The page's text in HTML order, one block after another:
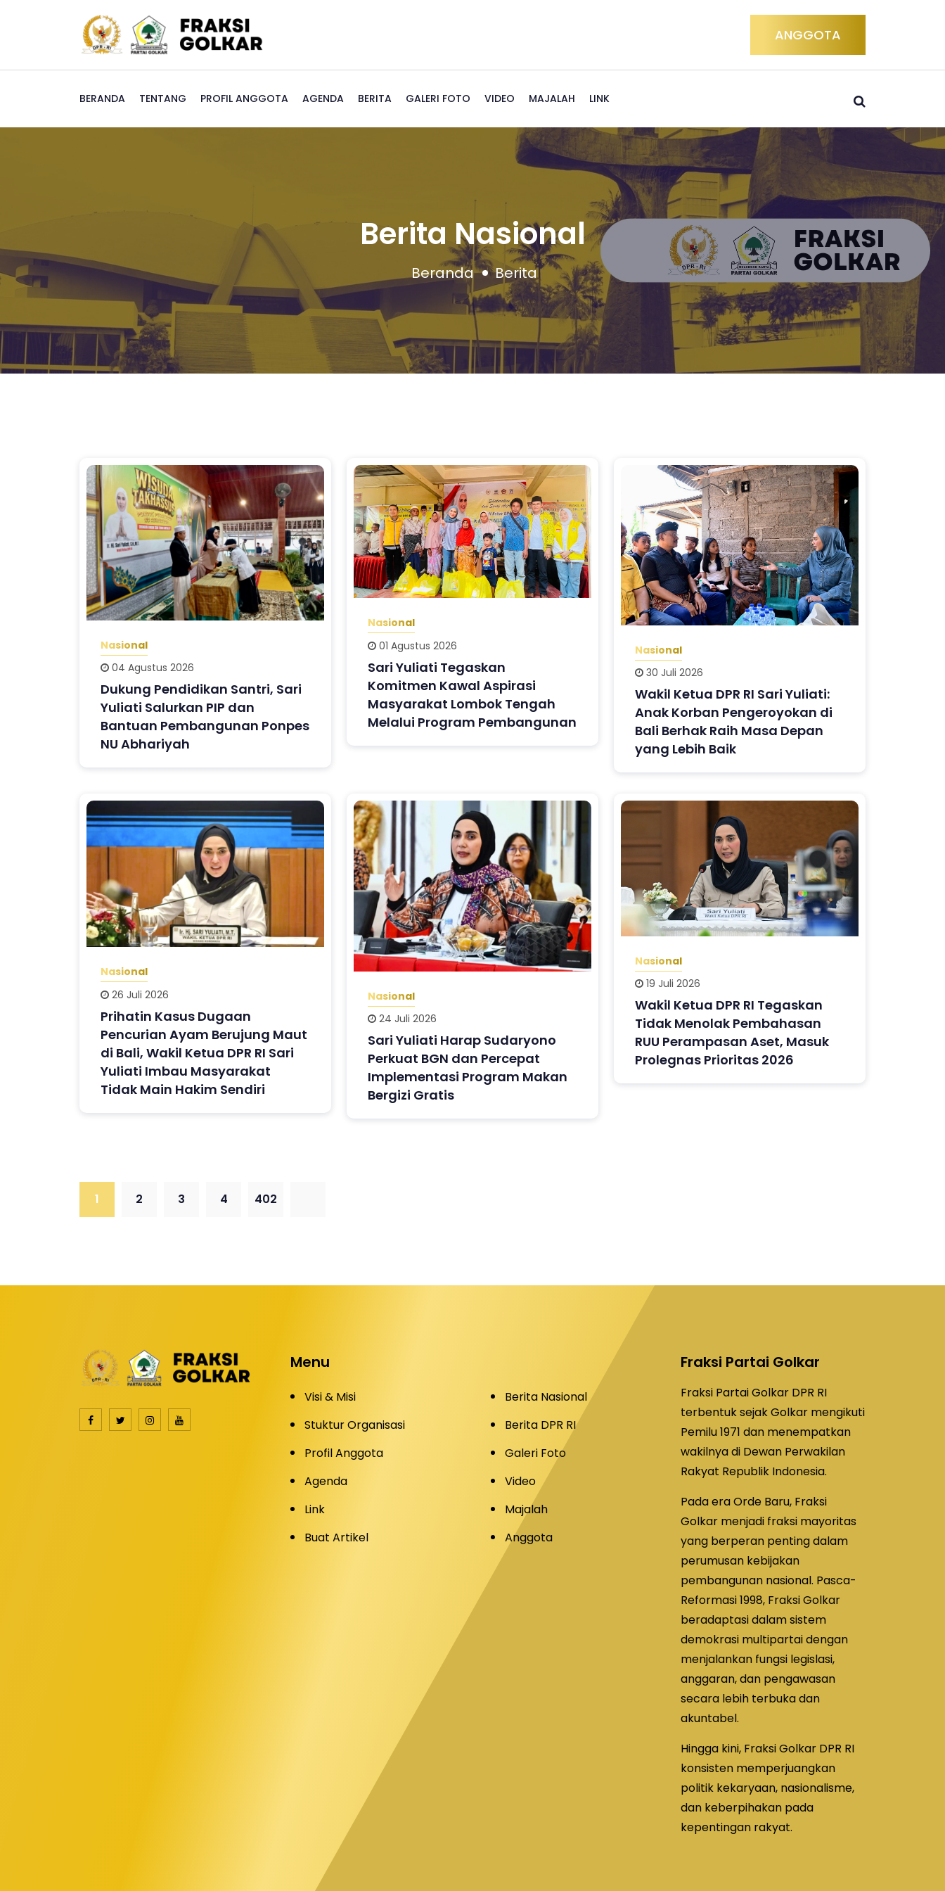
ANGGOTA
BERANDA TENTANG PROFIL ANGGOTA AGENDA BERITA GALERI FOTO VIDEO MAJALAH LINK
Berita Nasional
Beranda Berita
Nasional
04 Agustus 2026
Dukung Pendidikan Santri, Sari
Yuliati Salurkan PIP dan
Bantuan Pembangunan Ponpes
NU Abhariyah
Nasional
01 Agustus 2026
Sari Yuliati Tegaskan
Komitmen Kawal Aspirasi
Masyarakat Lombok Tengah
Melalui Program Pembangunan
Nasional
30 Juli 2026
Wakil Ketua DPR RI Sari Yuliati:
Anak Korban Pengeroyokan di
Bali Berhak Raih Masa Depan
yang Lebih Baik
Nasional
26 Juli 2026
Prihatin Kasus Dugaan
Pencurian Ayam Berujung Maut
di Bali, Wakil Ketua DPR RI Sari
Yuliati Imbau Masyarakat
Tidak Main Hakim Sendiri
Nasional
24 Juli 2026
Sari Yuliati Harap Sudaryono
Perkuat BGN dan Percepat
Implementasi Program Makan
Bergizi Gratis
Nasional
19 Juli 2026
Wakil Ketua DPR RI Tegaskan
Tidak Menolak Pembahasan
RUU Perampasan Aset, Masuk
Prolegnas Prioritas 2026
1 2 3 4 402
Menu
Visi & Misi
Stuktur Organisasi
Profil Anggota
Agenda
Link
Buat Artikel
Berita Nasional
Berita DPR RI
Galeri Foto
Video
Majalah
Anggota
Fraksi Partai Golkar
Fraksi Partai Golkar DPR RI
terbentuk sejak Golkar mengikuti
Pemilu 1971 dan menempatkan
wakilnya di Dewan Perwakilan
Rakyat Republik Indonesia.
Pada era Orde Baru, Fraksi
Golkar menjadi fraksi mayoritas
yang berperan penting dalam
perumusan kebijakan
pembangunan nasional. Pasca-
Reformasi 1998, Fraksi Golkar
beradaptasi dalam sistem
demokrasi multipartai dengan
menjalankan fungsi legislasi,
anggaran, dan pengawasan
secara lebih terbuka dan
akuntabel.
Hingga kini, Fraksi Golkar DPR RI
konsisten memperjuangkan
politik kekaryaan, nasionalisme,
dan keberpihakan pada
kepentingan rakyat.